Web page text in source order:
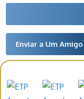
Enviar a Um Amigo